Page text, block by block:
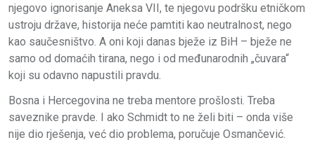
njegovo ignorisanje Aneksa VII, te njegovu podršku etničkom
ustroju države, historija neće pamtiti kao neutralnost, nego
kao saučesništvo. A oni koji danas bježe iz BiH – bježe ne
samo od domaćih tirana, nego i od međunarodnih „čuvara“
koji su odavno napustili pravdu.
Bosna i Hercegovina ne treba mentore prošlosti. Treba
saveznike pravde. I ako Schmidt to ne želi biti – onda više
nije dio rješenja, već dio problema, poručuje Osmančević.